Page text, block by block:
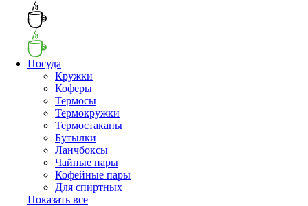
Посуда
Кружки
Коферы
Термосы
Термокружки
Термостаканы
Бутылки
Ланчбоксы
Чайные пары
Кофейные пары
Для спиртных
Показать все